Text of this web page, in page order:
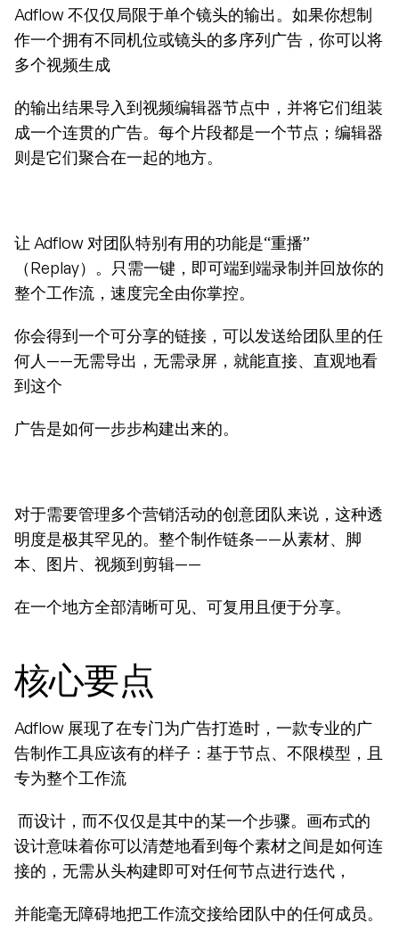
Adflow 不仅仅局限于单个镜头的输出。如果你想制
作一个拥有不同机位或镜头的多序列广告，你可以将
多个视频生成
的输出结果导入到视频编辑器节点中，并将它们组装
成一个连贯的广告。每个片段都是一个节点；编辑器
则是它们聚合在一起的地方。
让 Adflow 对团队特别有用的功能是“重播”
（Replay）。只需一键，即可端到端录制并回放你的
整个工作流，速度完全由你掌控。
你会得到一个可分享的链接，可以发送给团队里的任
何人——无需导出，无需录屏，就能直接、直观地看
到这个
广告是如何一步步构建出来的。
对于需要管理多个营销活动的创意团队来说，这种透
明度是极其罕见的。整个制作链条——从素材、脚
本、图片、视频到剪辑——
在一个地方全部清晰可见、可复用且便于分享。
核心要点
Adflow 展现了在专门为广告打造时，一款专业的广
告制作工具应该有的样子：基于节点、不限模型，且
专为整个工作流
而设计，而不仅仅是其中的某一个步骤。画布式的
设计意味着你可以清楚地看到每个素材之间是如何连
接的，无需从头构建即可对任何节点进行迭代，
并能毫无障碍地把工作流交接给团队中的任何成员。